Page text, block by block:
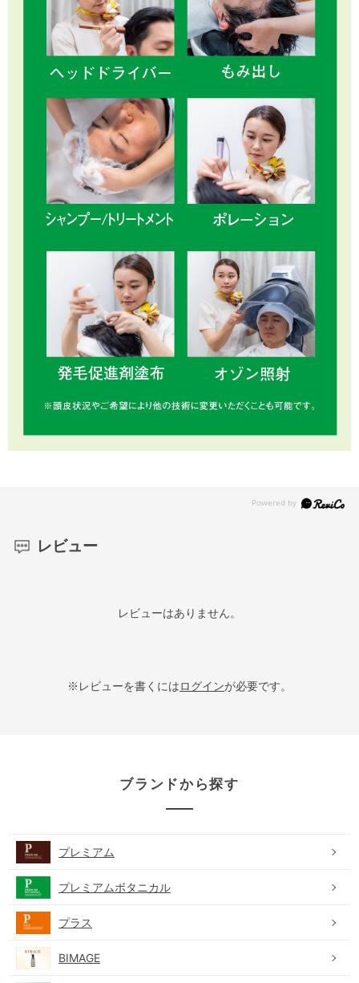
レビュー
レビューはありません。
※レビューを書くにはログインが必要です。
ブランドから探す
プレミアム
プレミアムボタニカル
プラス
BIMAGE